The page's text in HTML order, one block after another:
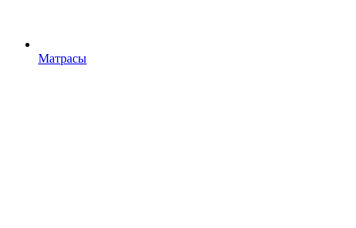
Матрасы